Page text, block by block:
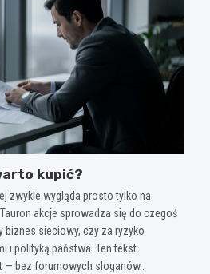
kupić?
zwykle wygląda prosto tylko na
akcje sprowadza się do czegoś
biznes sieciowy, czy za ryzyko
i polityką państwa. Ten tekst
— bez forumowych sloganów…